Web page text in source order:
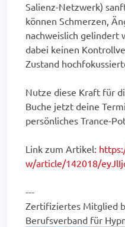
Salienz-Netzwerk)
können Schmerzen,
nachweislich gelindert
dabei keinen
Zustand
Nutze diese Kraft für
Buche jetzt deine
persönliches Trance-
Link zum Artikel:
w/article/142018/
---
Zertifiziertes Mitglied
Berufsverband für